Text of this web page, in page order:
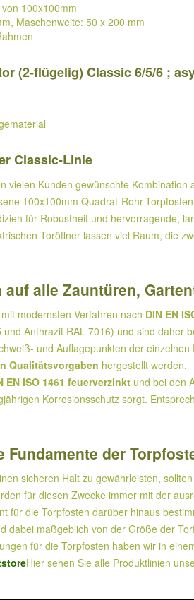
100x100mm
Maschenweite: 50 x 200 mm
(2-flügelig) Classic 6/5/6 ;
Classic-Linie
vielen Kunden gewünschte
100x100mm Quadrat-Rohr-
für Robustheit und hervorragende,
Toröffner lassen viel Raum, die
alle Zauntüren,
modernsten Verfahren nach DIN EN
Anthrazit RAL 7016) und sind daher
und Auflagepunkten der
Qualitätsvorgaben hergestellt werden.
EN ISO 1461 feuerverzinkt und bei den
Korrosionsschutz sorgt.
der
sicheren Halt zu gewährleisten,
für diesen Zwecke immer mit der
für die Torpfosten darüber hinaus
dabei maßgeblich von der Größe der
für die Torpfosten haben wir in
Hier sehen Sie alle Produktlinien